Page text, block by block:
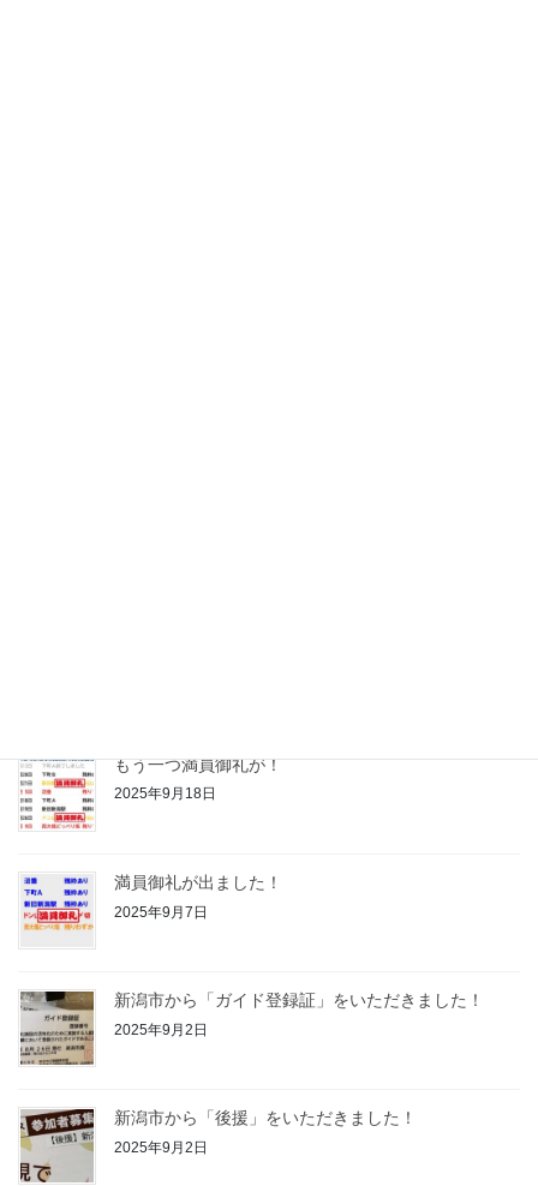
もう一つ満員御礼が！
2025年9月18日
満員御礼が出ました！
2025年9月7日
新潟市から「ガイド登録証」をいただきました！
2025年9月2日
新潟市から「後援」をいただきました！
2025年9月2日